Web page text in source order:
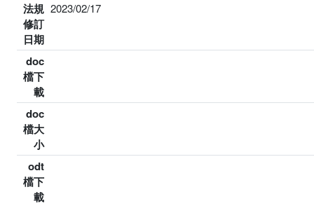
法規
修訂
日期
2023/02/17
doc
檔下
載
doc
檔大
小
odt
檔下
載